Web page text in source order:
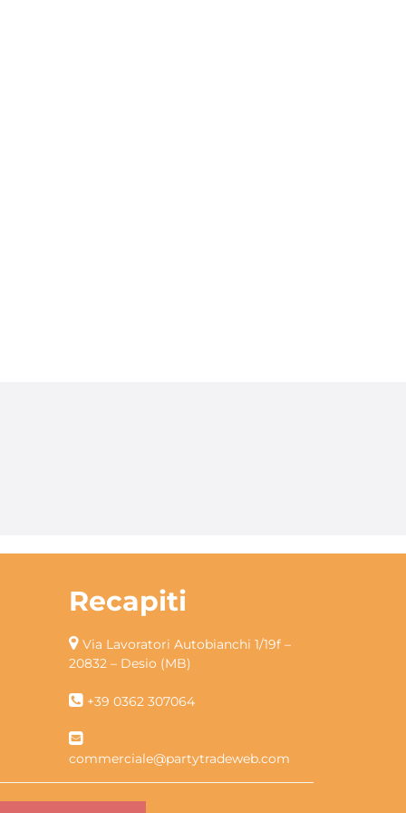
Recapiti
Via Lavoratori Autobianchi 1/19f –
20832 – Desio (MB)
+39 0362 307064
commerciale@partytradeweb.com